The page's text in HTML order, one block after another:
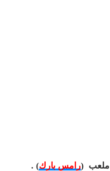
رامس بارك) .